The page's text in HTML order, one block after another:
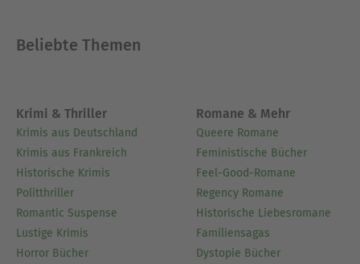
Beliebte Themen
Krimi & Thriller
Krimis aus Deutschland
Krimis aus Frankreich
Historische Krimis
Politthriller
Romantic Suspense
Lustige Krimis
Horror Bücher
Romane & Mehr
Queere Romane
Feministische Bücher
Feel-Good-Romane
Regency Romane
Historische Liebesromane
Familiensagas
Dystopie Bücher